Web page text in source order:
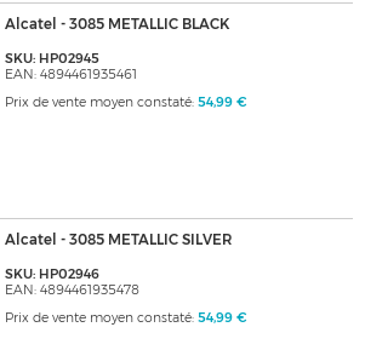
Alcatel - 3085 METALLIC BLACK
SKU: HP02945
EAN: 4894461935461
Prix de vente moyen constaté: 54,99 €
Alcatel - 3085 METALLIC SILVER
SKU: HP02946
EAN: 4894461935478
Prix de vente moyen constaté: 54,99 €